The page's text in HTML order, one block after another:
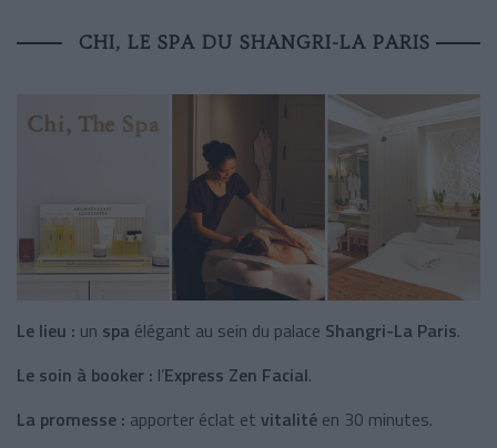
CHI, LE SPA DU SHANGRI-LA PARIS
Le lieu : un spa élégant au sein du palace Shangri-La Paris.
Le soin à booker : l’Express Zen Facial.
La promesse : apporter éclat et vitalité en 30 minutes.